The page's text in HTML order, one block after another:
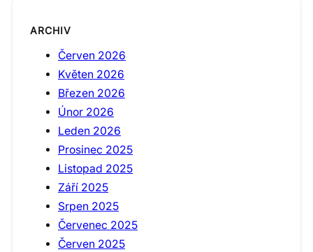
ARCHIV
Červen 2026
Květen 2026
Březen 2026
Únor 2026
Leden 2026
Prosinec 2025
Listopad 2025
Září 2025
Srpen 2025
Červenec 2025
Červen 2025